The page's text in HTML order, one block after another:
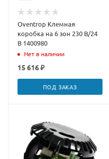
Oventrop Клемная
коробка на 6 зон 230 В/24
В 1400980
Нет в наличии
15 616 ₽
ПОД ЗАКАЗ